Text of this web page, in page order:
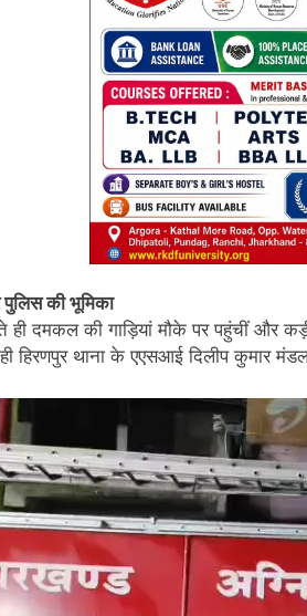
की भूमिका
ही दमकल की गाड़ियां मौके पर पहुंचीं और
हिरणपुर थाना के एएसआई दिलीप कुमार